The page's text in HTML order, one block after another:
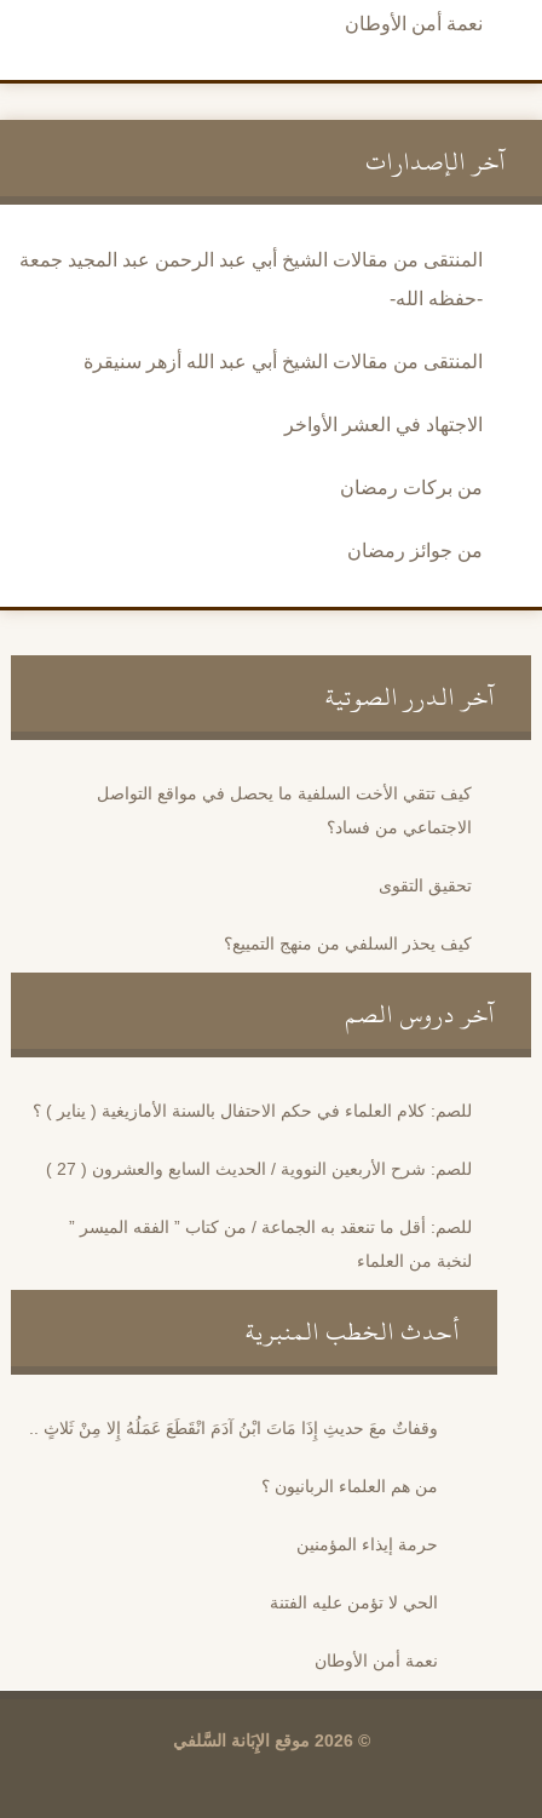
نعمة أمن الأوطان
آخر الإصدارات
المنتقى من مقالات الشيخ أبي عبد الرحمن عبد المجيد جمعة
-حفظه الله-
المنتقى من مقالات الشيخ أبي عبد الله أزهر سنيقرة
الاجتهاد في العشر الأواخر
من بركات رمضان
من جوائز رمضان
آخر الدرر الصوتية
كيف تتقي الأخت السلفية ما يحصل في مواقع التواصل
الاجتماعي من فساد؟
تحقيق التقوى
كيف يحذر السلفي من منهج التمييع؟
آخر دروس الصم
للصم: كلام العلماء في حكم الاحتفال بالسنة الأمازيغية ( يناير ) ؟
للصم: شرح الأربعين النووية / الحديث السابع والعشرون ( 27 )
للصم: أقل ما تنعقد به الجماعة / من كتاب ” الفقه الميسر ”
لنخبة من العلماء
أحدث الخطب المنبرية
وقفاتٌ معَ حديثِ إِذَا مَاتَ ابْنُ آدَمَ انْقَطَعَ عَمَلُهُ إِلا مِنْ ثَلاثٍ ..
من هم العلماء الربانيون ؟
حرمة إيذاء المؤمنين
الحي لا تؤمن عليه الفتنة
نعمة أمن الأوطان
© 2026 موقع الإِبَانة السَّلفي